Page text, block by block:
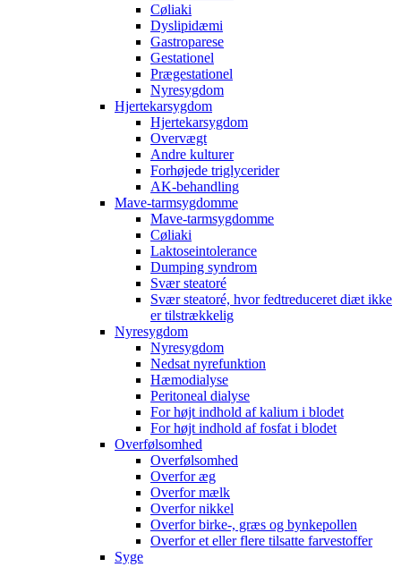
Cøliaki
Dyslipidæmi
Gastroparese
Gestationel
Prægestationel
Nyresygdom
Hjertekarsygdom
Hjertekarsygdom
Overvægt
Andre kulturer
Forhøjede triglycerider
AK-behandling
Mave-tarmsygdomme
Mave-tarmsygdomme
Cøliaki
Laktoseintolerance
Dumping syndrom
Svær steatoré
Svær steatoré, hvor fedtreduceret diæt ikke
er tilstrækkelig
Nyresygdom
Nyresygdom
Nedsat nyrefunktion
Hæmodialyse
Peritoneal dialyse
For højt indhold af kalium i blodet
For højt indhold af fosfat i blodet
Overfølsomhed
Overfølsomhed
Overfor æg
Overfor mælk
Overfor nikkel
Overfor birke-, græs og bynkepollen
Overfor et eller flere tilsatte farvestoffer
Syge